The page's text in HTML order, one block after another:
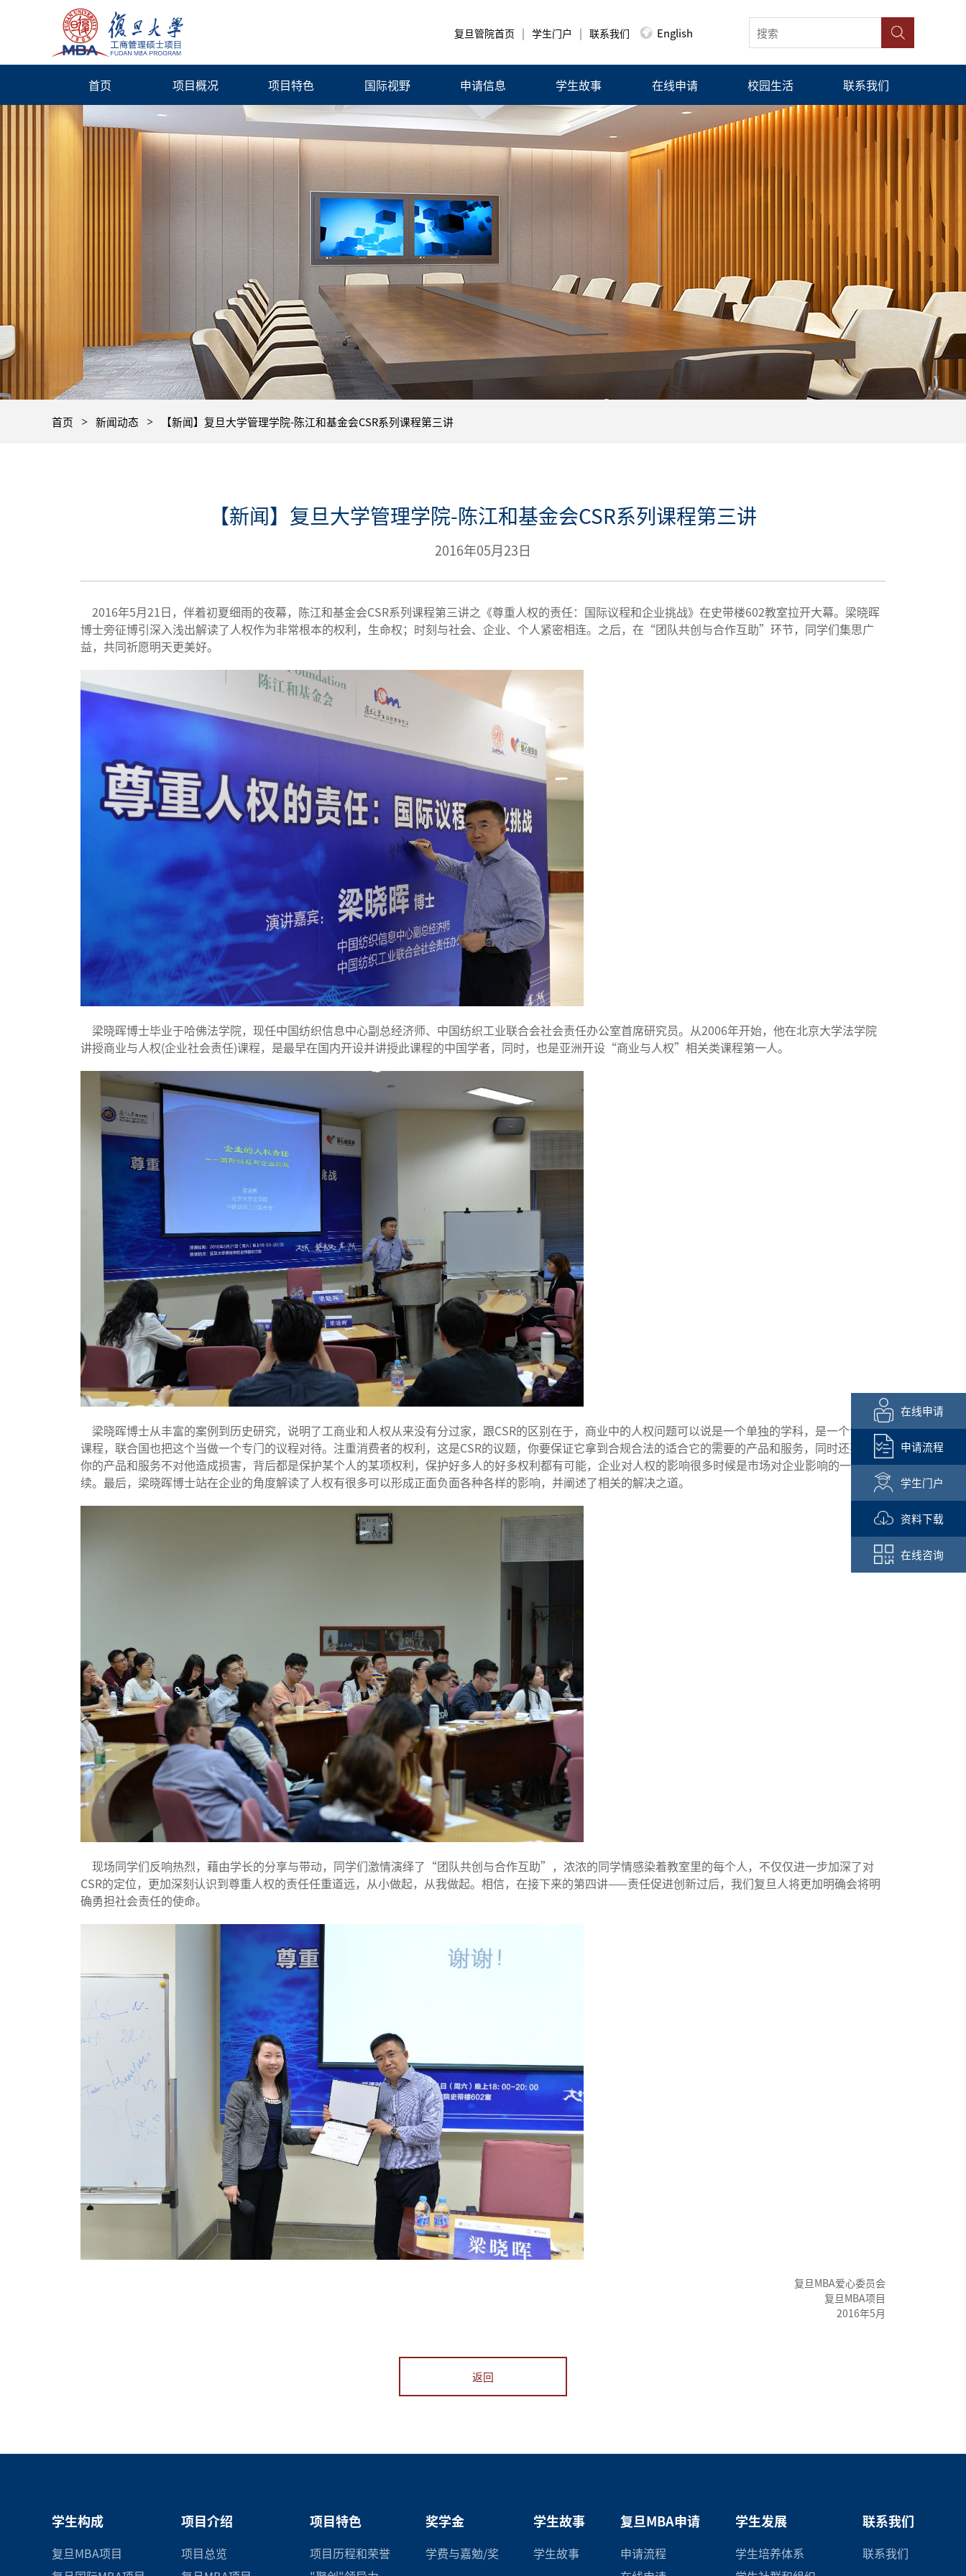
复旦管院首页 | 学生门户 | 联系我们 English
首页 项目概况 项目特色 国际视野 申请信息 学生故事 在线申请 校园生活 联系我们
首页 新闻动态 【新闻】复旦大学管理学院-陈江和基金会CSR系列课程第三讲
【新闻】复旦大学管理学院-陈江和基金会CSR系列课程第三讲
2016年05月23日
2016年5月21日，伴着初夏细雨的夜幕，陈江和基金会CSR系列课程第三讲之《尊重人权的责任：国际议程和企业挑战》在史带楼602教室拉开大幕。梁晓晖
博士旁征博引深入浅出解读了人权作为非常根本的权利，生命权；时刻与社会、企业、个人紧密相连。之后，在“团队共创与合作互助”环节，同学们集思广
益，共同祈愿明天更美好。
梁晓晖博士毕业于哈佛法学院，现任中国纺织信息中心副总经济师、中国纺织工业联合会社会责任办公室首席研究员。从2006年开始，他在北京大学法学院
讲授商业与人权(企业社会责任)课程，是最早在国内开设并讲授此课程的中国学者，同时，也是亚洲开设“商业与人权”相关类课程第一人。
梁晓晖博士从丰富的案例到历史研究，说明了工商业和人权从来没有分过家，跟CSR的区别在于，商业中的人权问题可以说是一个单独的学科，是一个专门的
课程，联合国也把这个当做一个专门的议程对待。注重消费者的权利，这是CSR的议题，你要保证它拿到合规合法的适合它的需要的产品和服务，同时还要保证
你的产品和服务不对他造成损害，背后都是保护某个人的某项权利，保护好多人的好多权利都有可能，企业对人权的影响很多时候是市场对企业影响的一个延
续。最后，梁晓晖博士站在企业的角度解读了人权有很多可以形成正面负面各种各样的影响，并阐述了相关的解决之道。
现场同学们反响热烈，藉由学长的分享与带动，同学们激情演绎了“团队共创与合作互助”，浓浓的同学情感染着教室里的每个人，不仅仅进一步加深了对
CSR的定位，更加深刻认识到尊重人权的责任任重道远，从小做起，从我做起。相信，在接下来的第四讲——责任促进创新过后，我们复旦人将更加明确会将明
确勇担社会责任的使命。
复旦MBA爱心委员会
复旦MBA项目
2016年5月
返回
学生构成
复旦MBA项目
项目介绍
项目总览
项目特色
项目历程和荣誉
奖学金
学费与嘉勉/奖
学生故事
学生故事
复旦MBA申请
申请流程
学生发展
学生培养体系
联系我们
联系我们
在线申请
申请流程
学生门户
资料下载
在线咨询